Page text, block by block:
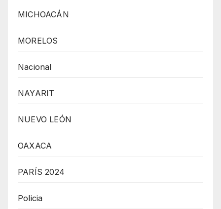
MICHOACÁN
MORELOS
Nacional
NAYARIT
NUEVO LEÓN
OAXACA
PARÍS 2024
Policia